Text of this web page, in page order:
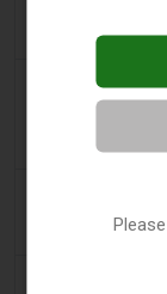
Tobacco
利润高于学生
米比亚的未来领
少年在曼多拉